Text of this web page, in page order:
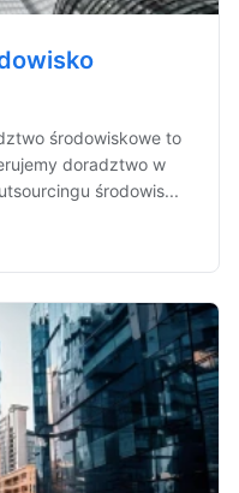
środowiskowe to
doradztwo w
środowis...